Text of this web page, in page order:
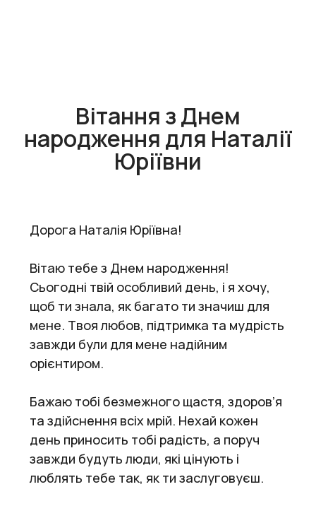
Вітання з Днем
народження для Наталії
Юріївни
Дорога Наталія Юріївна!
Вітаю тебе з Днем народження!
Сьогодні твій особливий день, і я хочу,
щоб ти знала, як багато ти значиш для
мене. Твоя любов, підтримка та мудрість
завжди були для мене надійним
орієнтиром.
Бажаю тобі безмежного щастя, здоров’я
та здійснення всіх мрій. Нехай кожен
день приносить тобі радість, а поруч
завжди будуть люди, які цінують і
люблять тебе так, як ти заслуговуєш.